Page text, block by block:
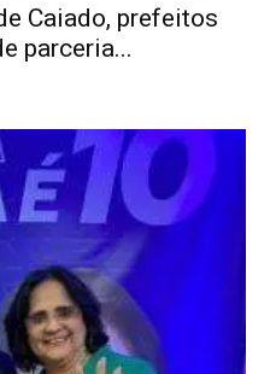
Caiado, prefeitos
parceria...